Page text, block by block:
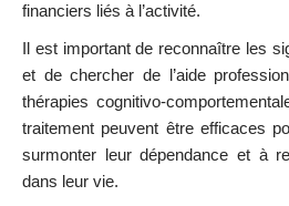
financiers liés à l’activité.
Il est important de reconnaître les
et de chercher de l’aide
thérapies cognitivo-
traitement peuvent être efficaces
surmonter leur dépendance et à
dans leur vie.